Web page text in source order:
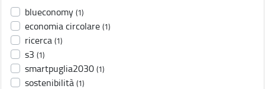
blueconomy (1)
economia circolare (1)
ricerca (1)
s3 (1)
smartpuglia2030 (1)
sostenibilità (1)